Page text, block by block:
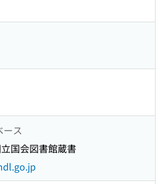
ス
国会図書館蔵書